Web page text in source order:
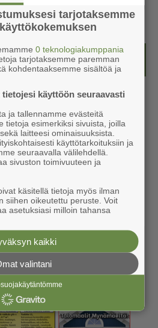
tarjotaksemme
0 teknologiakumppania
tarjotaksemme paremman
kohdentaaksemme sisältöä ja
käyttöön seuraavasti
ja tallennamme evästeitä
tietoja esimerkiksi sivuista, joilla
laitteesi ominaisuuksista.
käyttötarkoituksiin ja
seuraavalla välilehdellä.
sivuston toimivuuteen ja
käsitellä tietoja myös ilman
siihen oikeutettu peruste. Voit
asetuksiasi milloin tahansa
kaikki
valintani